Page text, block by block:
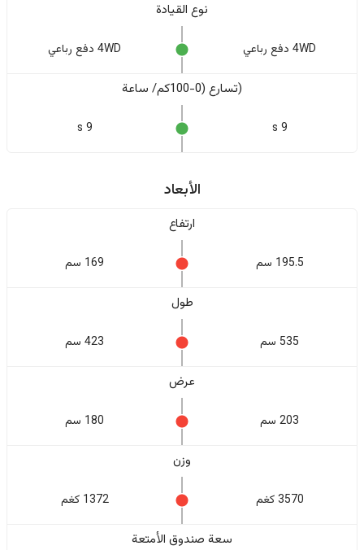
نوع القيادة
4WD دفع رباعي 4WD دفع رباعي
(تسارع (0-100كم/ ساعة
9 s
9 s
الأبعاد
ارتفاع
195.5 سم 169 سم
طول
535 سم 423 سم
عرض
203 سم 180 سم
وزن
3570 كغم 1372 كغم
سعة صندوق الأمتعة